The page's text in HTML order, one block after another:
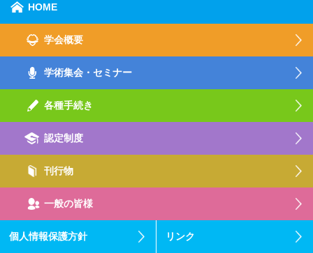
HOME
学会概要
学術集会・セミナー
各種手続き
認定制度
刊行物
一般の皆様
個人情報保護方針 リンク